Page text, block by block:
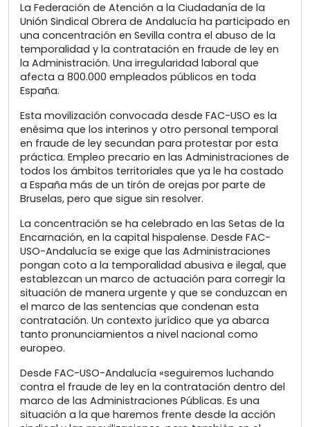
La Federación de Atención a la Ciudadanía de la
Unión Sindical Obrera de Andalucía ha participado en
una concentración en Sevilla contra el abuso de la
temporalidad y la contratación en fraude de ley en
la Administración. Una irregularidad laboral que
afecta a 800.000 empleados públicos en toda
España.
Esta movilización convocada desde FAC-USO es la
enésima que los interinos y otro personal temporal
en fraude de ley secundan para protestar por esta
práctica. Empleo precario en las Administraciones de
todos los ámbitos territoriales que ya le ha costado
a España más de un tirón de orejas por parte de
Bruselas, pero que sigue sin resolver.
La concentración se ha celebrado en las Setas de la
Encarnación, en la capital hispalense. Desde FAC-
USO-Andalucía se exige que las Administraciones
pongan coto a la temporalidad abusiva e ilegal, que
establezcan un marco de actuación para corregir la
situación de manera urgente y que se conduzcan en
el marco de las sentencias que condenan esta
contratación. Un contexto jurídico que ya abarca
tanto pronunciamientos a nivel nacional como
europeo.
Desde FAC-USO-Andalucía «seguiremos luchando
contra el fraude de ley en la contratación dentro del
marco de las Administraciones Públicas. Es una
situación a la que haremos frente desde la acción